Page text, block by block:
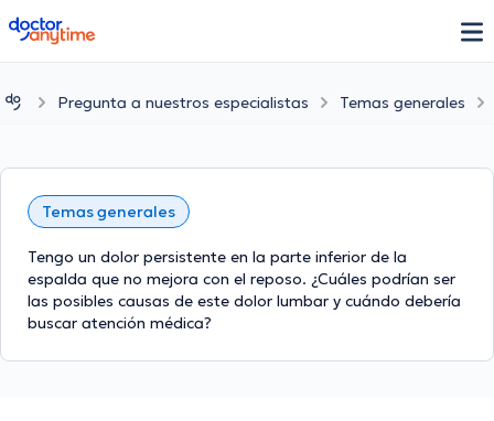
doctoranytime
Pregunta a nuestros especialistas Temas generales
Temas generales
Tengo un dolor persistente en la parte inferior de la
espalda que no mejora con el reposo. ¿Cuáles podrían ser
las posibles causas de este dolor lumbar y cuándo debería
buscar atención médica?